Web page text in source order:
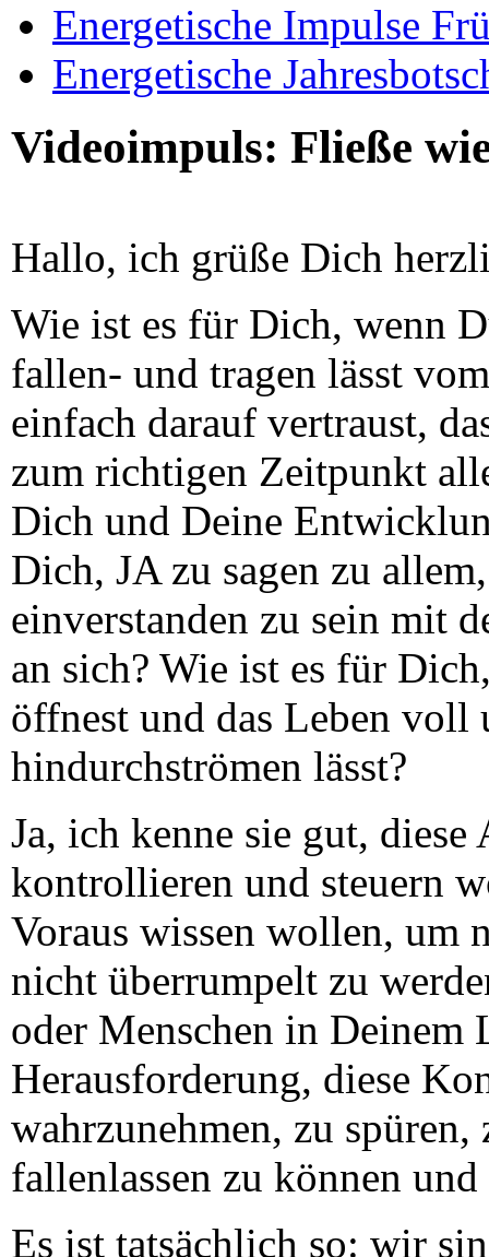
Energetische Impulse
Energetische
Videoimpuls: Fließe
Hallo, ich grüße Dich
Wie ist es für Dich, wenn
fallen- und tragen lässt
einfach darauf vertraust,
zum richtigen Zeitpunkt
Dich und Deine
Dich, JA zu sagen zu
einverstanden zu sein mit
an sich? Wie ist es für
öffnest und das Leben voll
hindurchströmen lässt?
Ja, ich kenne sie gut,
kontrollieren und steuern
Voraus wissen wollen, um
nicht überrumpelt zu
oder Menschen in Deinem
Herausforderung, diese
wahrzunehmen, zu
fallenlassen zu können
Es ist tatsächlich so: wir